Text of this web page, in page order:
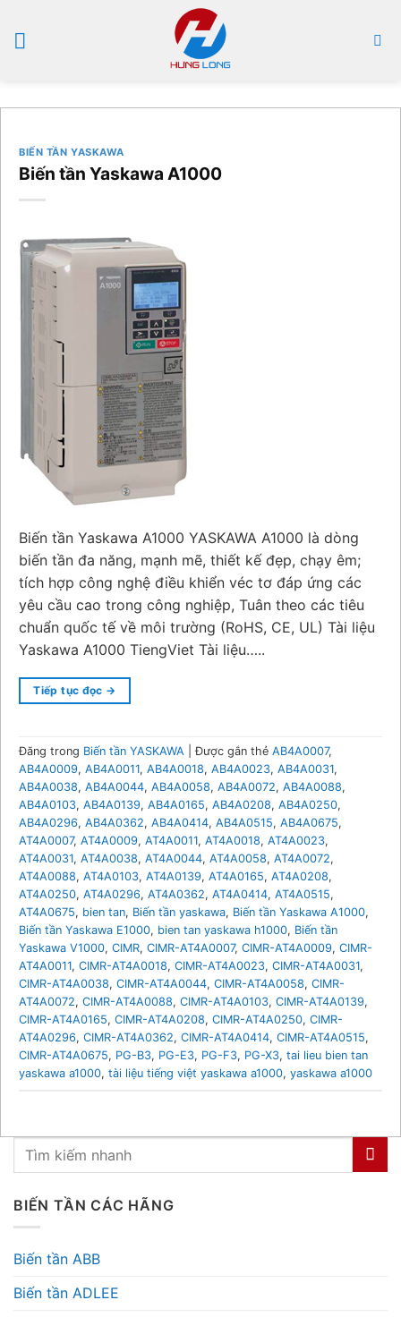
qua
nội
BIẾN TẦN CÁC HÃNG
Biến tần ABB
Biến tần ADLEE
BIẾN TẦN YASKAWA
Biến tần Yaskawa A1000
Biến tần Yaskawa A1000 YASKAWA A1000 là dòng
biến tần đa năng, mạnh mẽ, thiết kế đẹp, chạy êm;
tích hợp công nghệ điều khiển véc tơ đáp ứng các
yêu cầu cao trong công nghiệp, Tuân theo các tiêu
chuẩn quốc tế về môi trường (RoHS, CE, UL) Tài liệu
Yaskawa A1000 TiengViet Tài liệu…..
Tiếp tục đọc →
Đăng trong Biến tần YASKAWA |Được gắn thẻ AB4A0007,
AB4A0009, AB4A0011, AB4A0018, AB4A0023, AB4A0031,
AB4A0038, AB4A0044, AB4A0058, AB4A0072, AB4A0088,
AB4A0103, AB4A0139, AB4A0165, AB4A0208, AB4A0250,
AB4A0296, AB4A0362, AB4A0414, AB4A0515, AB4A0675,
AT4A0007, AT4A0009, AT4A0011, AT4A0018, AT4A0023,
AT4A0031, AT4A0038, AT4A0044, AT4A0058, AT4A0072,
AT4A0088, AT4A0103, AT4A0139, AT4A0165, AT4A0208,
AT4A0250, AT4A0296, AT4A0362, AT4A0414, AT4A0515,
AT4A0675, bien tan, Biến tần yaskawa, Biến tần Yaskawa A1000,
Biến tần Yaskawa E1000, bien tan yaskawa h1000, Biến tần
Yaskawa V1000, CIMR, CIMR-AT4A0007, CIMR-AT4A0009, CIMR-
AT4A0011, CIMR-AT4A0018, CIMR-AT4A0023, CIMR-AT4A0031,
CIMR-AT4A0038, CIMR-AT4A0044, CIMR-AT4A0058, CIMR-
AT4A0072, CIMR-AT4A0088, CIMR-AT4A0103, CIMR-AT4A0139,
CIMR-AT4A0165, CIMR-AT4A0208, CIMR-AT4A0250, CIMR-
AT4A0296, CIMR-AT4A0362, CIMR-AT4A0414, CIMR-AT4A0515,
CIMR-AT4A0675, PG-B3, PG-E3, PG-F3, PG-X3, tai lieu bien tan
yaskawa a1000, tài liệu tiếng việt yaskawa a1000, yaskawa a1000